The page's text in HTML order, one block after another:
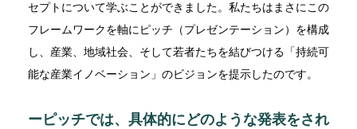
セプトについて学ぶことができました。私たちはまさにこの
フレームワークを軸にピッチ（プレゼンテーション）を構成
し、産業、地域社会、そして若者たちを結びつける「持続可
能な産業イノベーション」のビジョンを提示したのです。
ーピッチでは、具体的にどのような発表をされ